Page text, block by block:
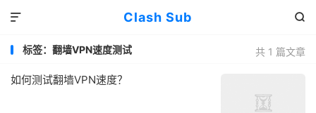
Clash Sub 

共 1 篇文章
标签：翻墙VPN速度测试
如何测试翻墙VPN速度？